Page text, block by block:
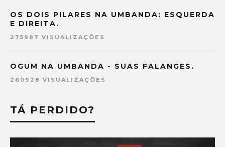
OS DOIS PILARES NA UMBANDA: ESQUERDA
E DIREITA.
275987 VISUALIZAÇÕES
OGUM NA UMBANDA - SUAS FALANGES.
260928 VISUALIZAÇÕES
TÁ PERDIDO?